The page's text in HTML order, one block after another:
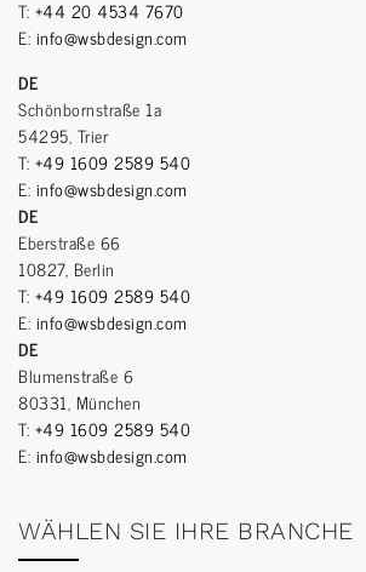
T: +44 20 4534 7670
E: info@wsbdesign.com
DE
Schönbornstraße 1a
54295, Trier
T: +49 1609 2589 540
E: info@wsbdesign.com
DE
Eberstraße 66
10827, Berlin
T: +49 1609 2589 540
E: info@wsbdesign.com
DE
Blumenstraße 6
80331, München
T: +49 1609 2589 540
E: info@wsbdesign.com
WÄHLEN SIE IHRE BRANCHE